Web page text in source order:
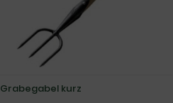
Grabegabel kurz